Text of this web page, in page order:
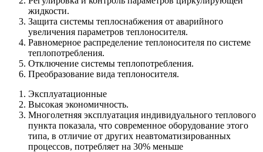
жидкости.
Защита системы теплоснабжения от аварийного
увеличения параметров теплоносителя.
Равномерное распределение теплоносителя по системе
теплопотребления.
Отключение системы теплопотребления.
Преобразование вида теплоносителя.
Эксплуатационные
Высокая экономичность.
Многолетняя эксплуатация индивидуального теплового
пункта показала, что современное оборудование этого
типа, в отличие от других неавтоматизированных
процессов, потребляет на 30% меньше